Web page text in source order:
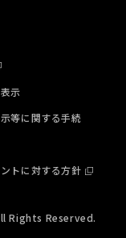
示
等に関する手続
トに対する方針
Rights Reserved.